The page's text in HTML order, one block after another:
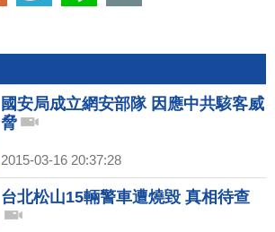
國安局成立網安部隊 因應中共駭客威
脅
2015-03-16 20:37:28
台北松山15輛警車遭燒毀 真相待查